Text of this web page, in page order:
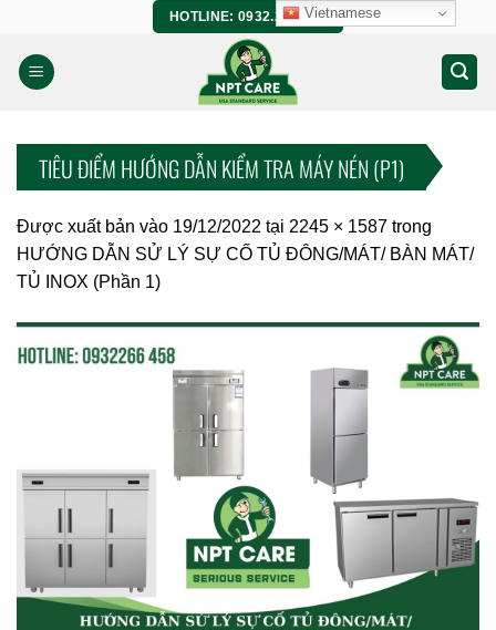
nội
dung
HOTLINE: 0932.266.458
TIÊU ĐIỂM HƯỚNG DẪN KIỂM TRA MÁY NÉN (P1)
Được xuất bản vào 19/12/2022 tại 2245 × 1587 trong
HƯỚNG DẪN SỬ LÝ SỰ CỐ TỦ ĐÔNG/MÁT/ BÀN MÁT/
TỦ INOX (Phần 1)
Vietnamese